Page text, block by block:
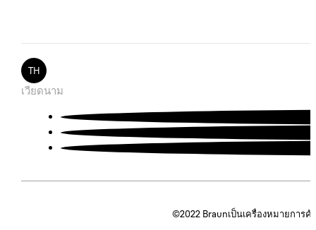
TH
เวียดนาม
©2022 Braunเป็นเครื่องหมายการ